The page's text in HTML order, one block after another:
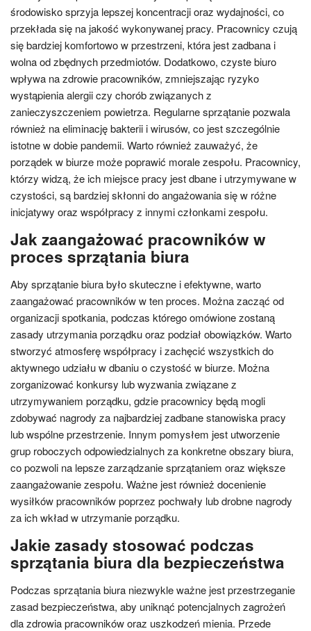
środowisko sprzyja lepszej koncentracji oraz wydajności, co
przekłada się na jakość wykonywanej pracy. Pracownicy czują
się bardziej komfortowo w przestrzeni, która jest zadbana i
wolna od zbędnych przedmiotów. Dodatkowo, czyste biuro
wpływa na zdrowie pracowników, zmniejszając ryzyko
wystąpienia alergii czy chorób związanych z
zanieczyszczeniem powietrza. Regularne sprzątanie pozwala
również na eliminację bakterii i wirusów, co jest szczególnie
istotne w dobie pandemii. Warto również zauważyć, że
porządek w biurze może poprawić morale zespołu. Pracownicy,
którzy widzą, że ich miejsce pracy jest dbane i utrzymywane w
czystości, są bardziej skłonni do angażowania się w różne
inicjatywy oraz współpracy z innymi członkami zespołu.
Jak zaangażować pracowników w
proces sprzątania biura
Aby sprzątanie biura było skuteczne i efektywne, warto
zaangażować pracowników w ten proces. Można zacząć od
organizacji spotkania, podczas którego omówione zostaną
zasady utrzymania porządku oraz podział obowiązków. Warto
stworzyć atmosferę współpracy i zachęcić wszystkich do
aktywnego udziału w dbaniu o czystość w biurze. Można
zorganizować konkursy lub wyzwania związane z
utrzymywaniem porządku, gdzie pracownicy będą mogli
zdobywać nagrody za najbardziej zadbane stanowiska pracy
lub wspólne przestrzenie. Innym pomysłem jest utworzenie
grup roboczych odpowiedzialnych za konkretne obszary biura,
co pozwoli na lepsze zarządzanie sprzątaniem oraz większe
zaangażowanie zespołu. Ważne jest również docenienie
wysiłków pracowników poprzez pochwały lub drobne nagrody
za ich wkład w utrzymanie porządku.
Jakie zasady stosować podczas
sprzątania biura dla bezpieczeństwa
Podczas sprzątania biura niezwykle ważne jest przestrzeganie
zasad bezpieczeństwa, aby uniknąć potencjalnych zagrożeń
dla zdrowia pracowników oraz uszkodzeń mienia. Przede